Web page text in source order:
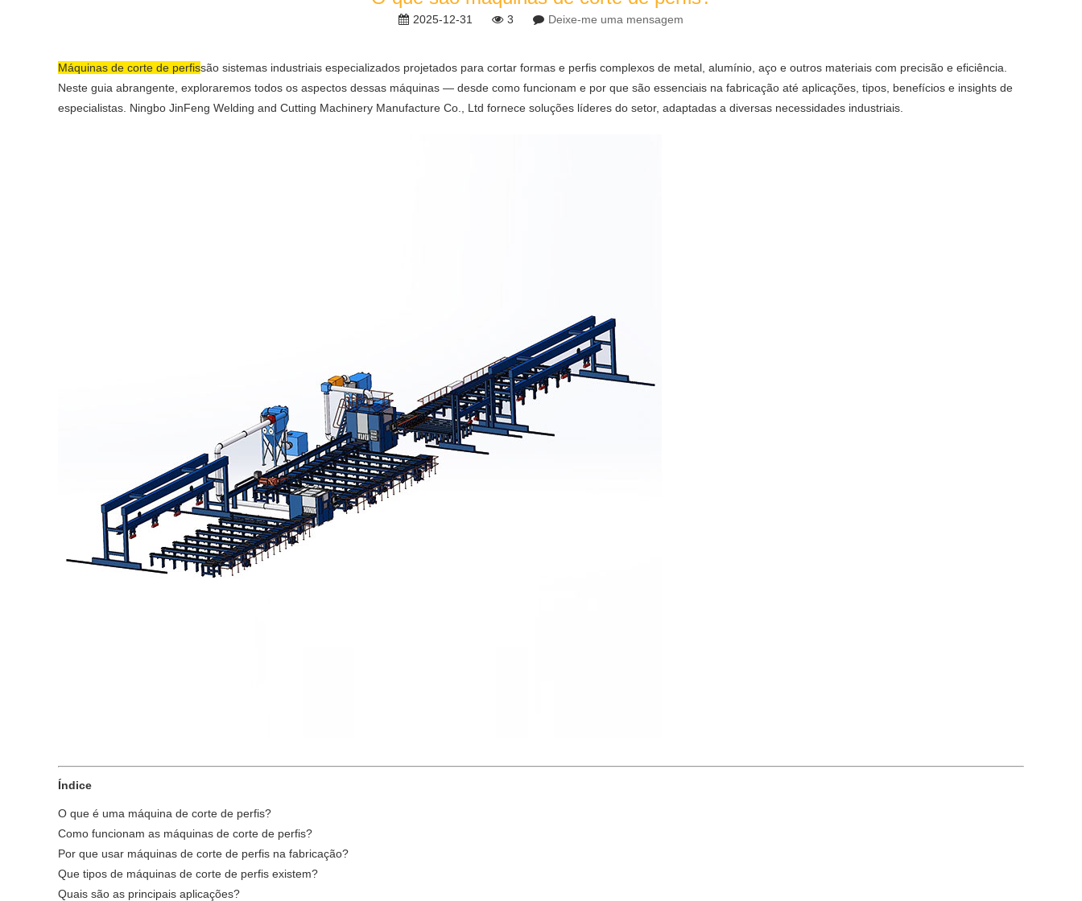
2025-12-31 3 Deixe-me uma mensagem
Máquinas de corte de perfissão sistemas industriais especializados projetados para cortar formas e perfis complexos de metal, alumínio, aço e outros materiais com precisão e eficiência.
Neste guia abrangente, exploraremos todos os aspectos dessas máquinas — desde como funcionam e por que são essenciais na fabricação até aplicações, tipos, benefícios e insights de
especialistas. Ningbo JinFeng Welding and Cutting Machinery Manufacture Co., Ltd fornece soluções líderes do setor, adaptadas a diversas necessidades industriais.
Índice
O que é uma máquina de corte de perfis?
Como funcionam as máquinas de corte de perfis?
Por que usar máquinas de corte de perfis na fabricação?
Que tipos de máquinas de corte de perfis existem?
Quais são as principais aplicações?